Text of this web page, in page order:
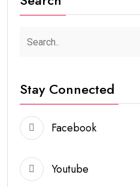
Stay Connected
Facebook
Youtube